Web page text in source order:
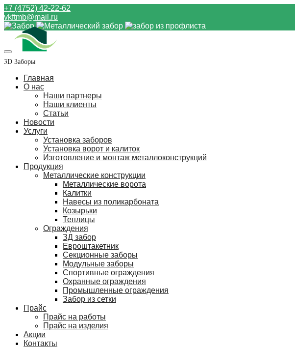
+7 (4752) 42-22-62
vkftmb@mail.ru
3D Заборы
Главная
О нас
Наши партнеры
Наши клиенты
Статьи
Новости
Услуги
Установка заборов
Установка ворот и калиток
Изготовление и монтаж металлоконструкций
Продукция
Металлические конструкции
Металлические ворота
Калитки
Навесы из поликарбоната
Козырьки
Теплицы
Ограждения
ЗД забор
Евроштакетник
Секционные заборы
Модульные заборы
Спортивные ограждения
Охранные ограждения
Промышленные ограждения
Забор из сетки
Прайс
Прайс на работы
Прайс на изделия
Акции
Контакты